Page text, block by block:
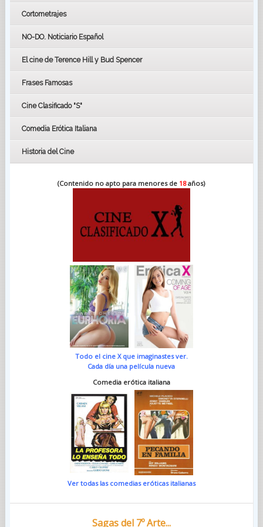
LOS OSCARS
GOYAS
BAFTA
Cortometrajes
NO-DO. Noticiario Español
El cine de Terence Hill y Bud Spencer
Frases Famosas
Cine Clasificado "S"
Comedia Erótica Italiana
Historia del Cine
(Contenido no apto para menores de 18años)
Todo el cine X que imaginastes ver.
Cada día una película nueva
Comedia erótica italiana
Ver todas las comedias eróticas italianas
Sagas del 7º Arte...